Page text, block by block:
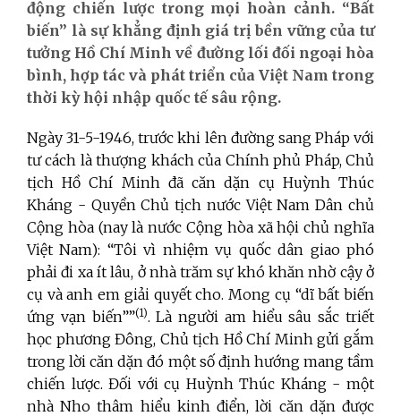
động chiến lược trong mọi hoàn cảnh. “Bất
biến” là sự khẳng định giá trị bền vững của tư
tưởng Hồ Chí Minh về đường lối đối ngoại hòa
bình, hợp tác và phát triển của Việt Nam trong
thời kỳ hội nhập quốc tế sâu rộng.
Ngày 31-5-1946, trước khi lên đường sang Pháp với
tư cách là thượng khách của Chính phủ Pháp, Chủ
tịch Hồ Chí Minh đã căn dặn cụ Huỳnh Thúc
Kháng - Quyền Chủ tịch nước Việt Nam Dân chủ
Cộng hòa (nay là nước Cộng hòa xã hội chủ nghĩa
Việt Nam): “Tôi vì nhiệm vụ quốc dân giao phó
phải đi xa ít lâu, ở nhà trăm sự khó khăn nhờ cậy ở
cụ và anh em giải quyết cho. Mong cụ “dĩ bất biến
ứng vạn biến””(1). Là người am hiểu sâu sắc triết
học phương Đông, Chủ tịch Hồ Chí Minh gửi gắm
trong lời căn dặn đó một số định hướng mang tầm
chiến lược. Đối với cụ Huỳnh Thúc Kháng - một
nhà Nho thâm hiểu kinh điển, lời căn dặn được